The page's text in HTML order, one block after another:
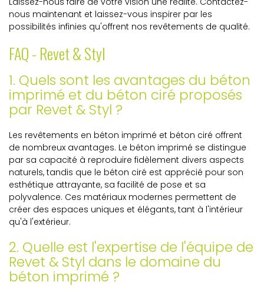
nous maintenant et laissez-vous inspirer par les
possibilités infinies qu'offrent nos revêtements de qualité.
FAQ - Revet & Styl
1. Quels sont les avantages du béton
imprimé et du béton ciré proposés
par Revet & Styl ?
Les revêtements en béton imprimé et béton ciré offrent
de nombreux avantages. Le béton imprimé se distingue
par sa capacité à reproduire fidèlement divers aspects
naturels, tandis que le béton ciré est apprécié pour son
esthétique attrayante, sa facilité de pose et sa
polyvalence. Ces matériaux modernes permettent de
créer des espaces uniques et élégants, tant à l'intérieur
qu'à l'extérieur.
2. Quelle est l'expertise de l'équipe de
Revet & Styl dans le domaine du
béton imprimé ?